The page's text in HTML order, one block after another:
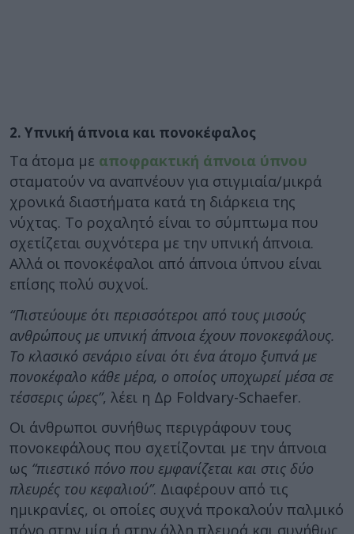
2. Υπνική άπνοια και πονοκέφαλος
Τα άτομα με αποφρακτική άπνοια ύπνου
σταματούν να αναπνέουν για στιγμιαία/μικρά
χρονικά διαστήματα κατά τη διάρκεια της
νύχτας. Το ροχαλητό είναι το σύμπτωμα που
σχετίζεται συχνότερα με την υπνική άπνοια.
Αλλά οι πονοκέφαλοι από άπνοια ύπνου είναι
επίσης πολύ συχνοί.
“Πιστεύουμε ότι περισσότεροι από τους μισούς
ανθρώπους με υπνική άπνοια έχουν πονοκεφάλους.
Το κλασικό σενάριο είναι ότι ένα άτομο ξυπνά με
πονοκέφαλο κάθε μέρα, ο οποίος υποχωρεί μέσα σε
τέσσερις ώρες”, λέει η Δρ Foldvary-Schaefer.
Οι άνθρωποι συνήθως περιγράφουν τους
πονοκεφάλους που σχετίζονται με την άπνοια
ως “πιεστικό πόνο που εμφανίζεται και στις δύο
πλευρές του κεφαλιού”. Διαφέρουν από τις
ημικρανίες, οι οποίες συχνά προκαλούν παλμικό
πόνο στην μία ή στην άλλη πλευρά και συνήθως